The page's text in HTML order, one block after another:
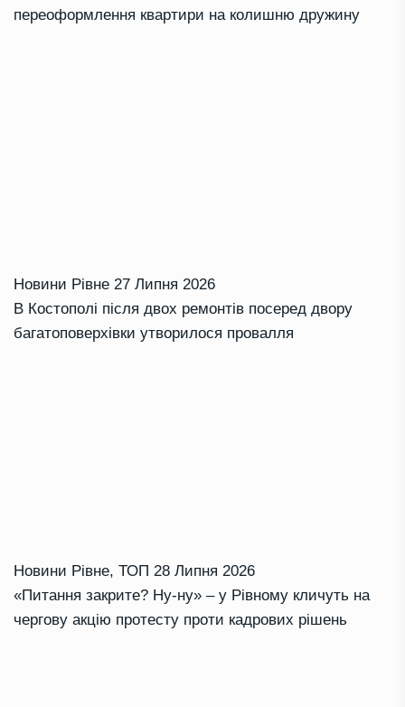
переоформлення квартири на колишню дружину
Новини Рівне 27 Липня 2026
В Костополі після двох ремонтів посеред двору
багатоповерхівки утворилося провалля
Новини Рівне, ТОП 28 Липня 2026
«Питання закрите? Ну-ну» – у Рівному кличуть на
чергову акцію протесту проти кадрових рішень